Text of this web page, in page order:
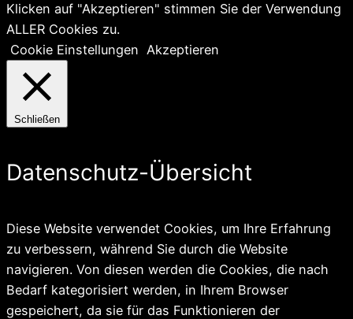
Klicken auf "Akzeptieren" stimmen Sie der Verwendung
ALLER Cookies zu.
Cookie Einstellungen Akzeptieren
Schließen
Datenschutz-Übersicht
Diese Website verwendet Cookies, um Ihre Erfahrung
zu verbessern, während Sie durch die Website
navigieren. Von diesen werden die Cookies, die nach
Bedarf kategorisiert werden, in Ihrem Browser
gespeichert, da sie für das Funktionieren der